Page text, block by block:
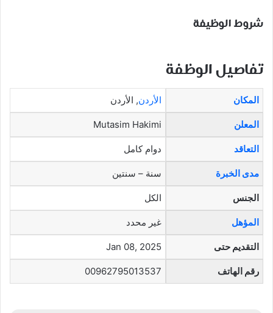
شروط الوظيفة
تفاصيل الوظفة
المكان الأردن, الأردن
المعلن Mutasim Hakimi
التعاقد دوام كامل
مدى الخبرة سنة – سنتين
الجنس الكل
المؤهل غير محدد
التقديم حتى Jan 08, 2025
رقم الهاتف 00962795013537